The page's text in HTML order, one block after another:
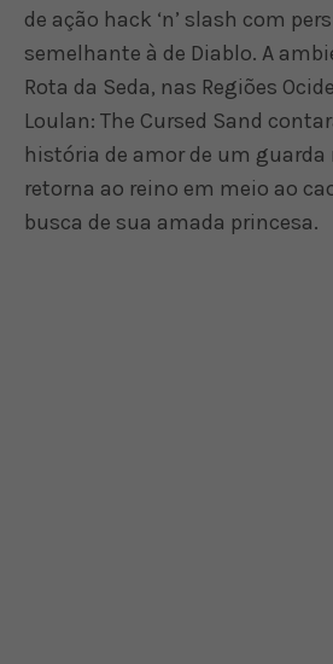
de ação hack ‘n’ slash com
semelhante à de Diablo. A
Rota da Seda, nas Regiões
Loulan: The Cursed Sand
história de amor de um guarda
retorna ao reino em meio ao
busca de sua amada princesa.